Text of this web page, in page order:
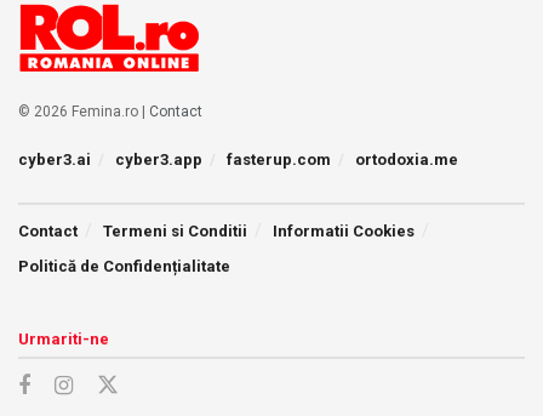
© 2026 Femina.ro | Contact
cyber3.ai cyber3.app fasterup.com ortodoxia.me
Contact Termeni si Conditii
Informatii Cookies
Politică de Confidențialitate
Urmariti-ne